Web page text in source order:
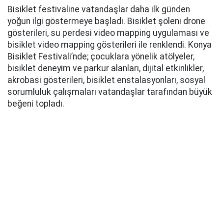
Bisiklet festivaline vatandaşlar daha ilk günden
yoğun ilgi göstermeye başladı. Bisiklet şöleni drone
gösterileri, su perdesi video mapping uygulaması ve
bisiklet video mapping gösterileri ile renklendi. Konya
Bisiklet Festivali’nde; çocuklara yönelik atölyeler,
bisiklet deneyim ve parkur alanları, dijital etkinlikler,
akrobasi gösterileri, bisiklet enstalasyonları, sosyal
sorumluluk çalışmaları vatandaşlar tarafından büyük
beğeni topladı.